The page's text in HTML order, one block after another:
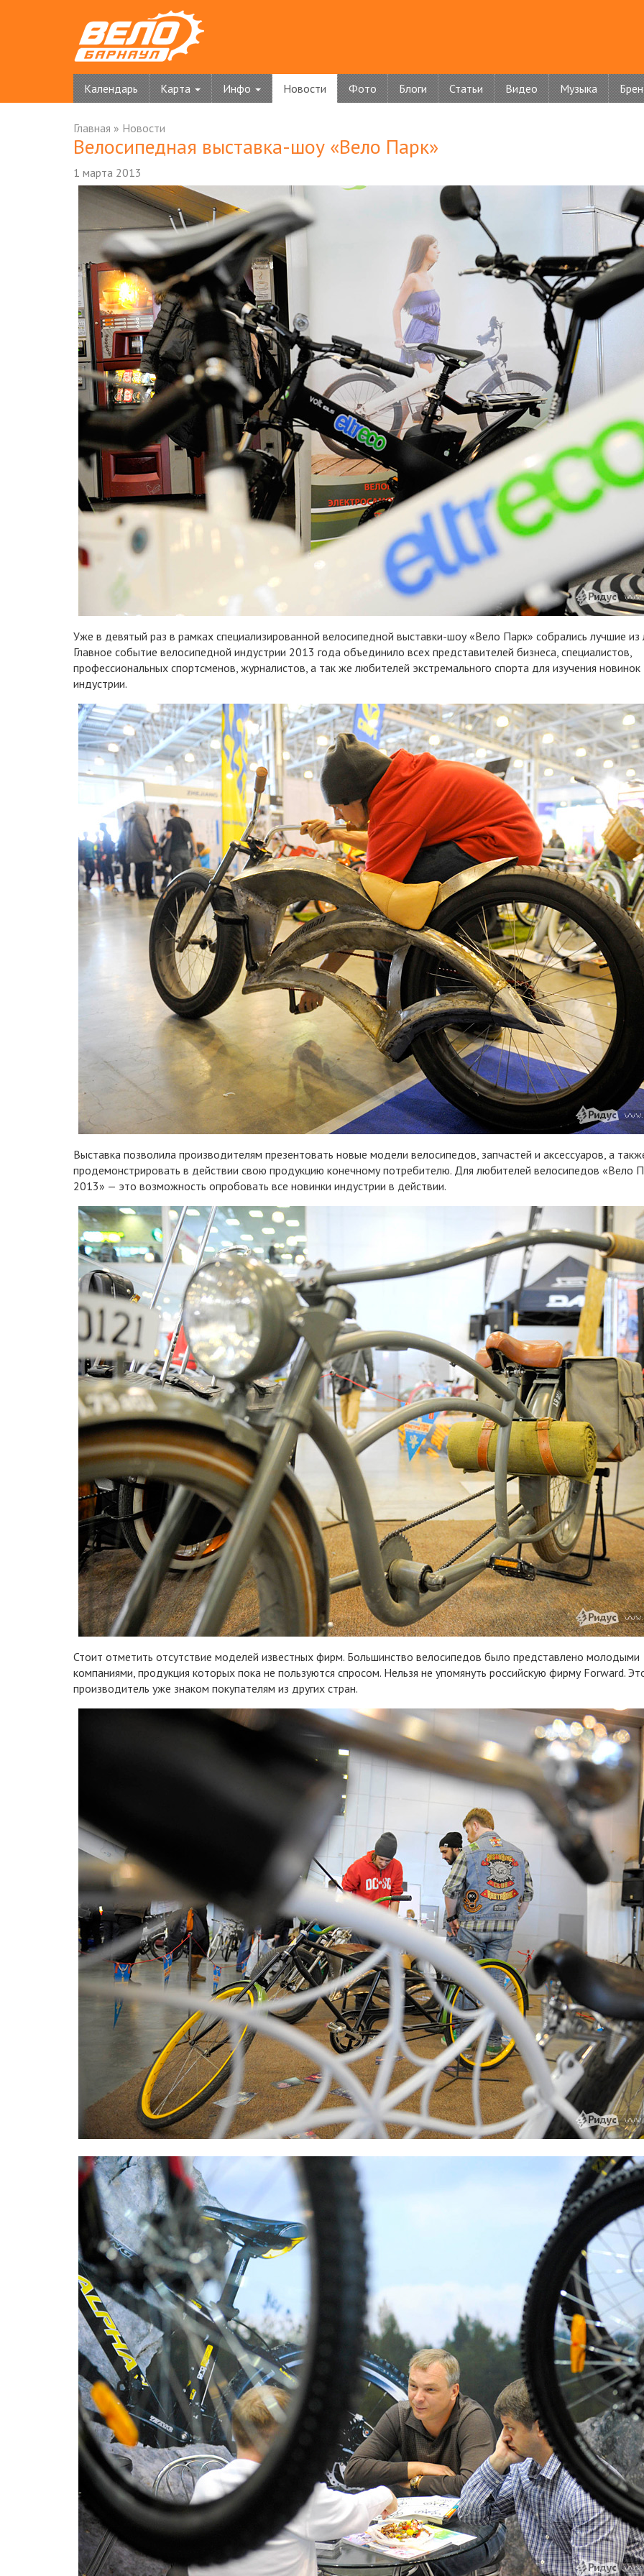
Календарь Карта Инфо Новости Фото Блоги Статьи Видео Музыка
Главная » Новости
Велосипедная выставка-шоу «Вело Парк»
1 марта 2013
Уже в девятый раз в рамках специализированной велосипедной выставки-шоу «Вело Парк» собрались лучшие из
Главное событие велосипедной индустрии 2013 года объединило всех представителей бизнеса, специалистов,
профессиональных спортсменов, журналистов, а так же любителей экстремального спорта для изучения новинок
индустрии.
Выставка позволила производителям презентовать новые модели велосипедов, запчастей и аксессуаров, а
продемонстрировать в действии свою продукцию конечному потребителю. Для любителей велосипедов «Вело
2013» — это возможность опробовать все новинки индустрии в действии.
Стоит отметить отсутствие моделей известных фирм. Большинство велосипедов было представлено молодыми
компаниями, продукция которых пока не пользуются спросом. Нельзя не упомянуть российскую фирму Forward.
производитель уже знаком покупателям из других стран.